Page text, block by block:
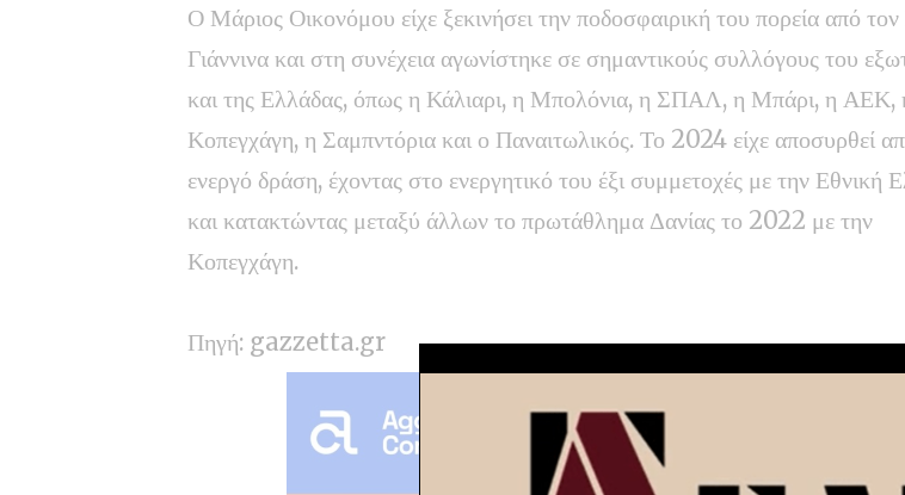
Ο Μάριος Οικονόμου είχε ξεκινήσει την ποδοσφαιρική του πορεία από
Γιάννινα και στη συνέχεια αγωνίστηκε σε σημαντικούς συλλόγους του
και της Ελλάδας, όπως η Κάλιαρι, η Μπολόνια, η ΣΠΑΛ, η Μπάρι, η ΑΕΚ,
Κοπεγχάγη, η Σαμπντόρια και ο Παναιτωλικός. Το 2024 είχε αποσυρθεί
ενεργό δράση, έχοντας στο ενεργητικό του έξι συμμετοχές με την Εθνική
και κατακτώντας μεταξύ άλλων το πρωτάθλημα Δανίας το 2022 με την
Κοπεγχάγη.
Πηγή: gazzetta.gr